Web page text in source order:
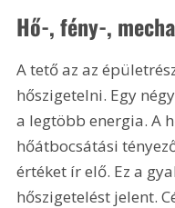
Hő-, fény-,
A tető az az
hőszigetelni. Egy
a legtöbb energia. A
hőátbocsátási
értéket ír elő. Ez a
hőszigetelést jelent.